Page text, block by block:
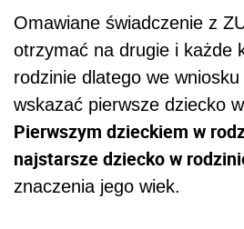
Omawiane świadczenie z
otrzymać na drugie i każde
rodzinie dlatego we
wskazać pierwsze dziecko
Pierwszym dzieckiem w
najstarsze dziecko w
znaczenia jego wiek.